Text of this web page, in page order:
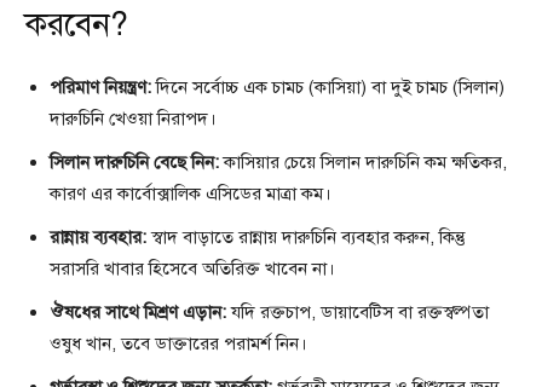
করবেন?
পরিমাণ নিয়ন্ত্রণ:দিনে সর্বোচ্চ এক চামচ (কাসিয়া) বা দুই চামচ (সিলান)
দারুচিনি খেওয়া নিরাপদ।
সিলান দারুচিনি বেছে নিন:কাসিয়ার চেয়ে সিলান দারুচিনি কম ক্ষতিকর,
কারণ এর কার্বোক্সালিক এসিডের মাত্রা কম।
রান্নায় ব্যবহার:স্বাদ বাড়াতে রান্নায় দারুচিনি ব্যবহার করুন, কিন্তু
সরাসরি খাবার হিসেবে অতিরিক্ত খাবেন না।
ঔষধের সাথে মিশ্রণ এড়ান:যদি রক্তচাপ, ডায়াবেটিস বা রক্তস্বল্পতা
ওষুধ খান, তবে ডাক্তারের পরামর্শ নিন।